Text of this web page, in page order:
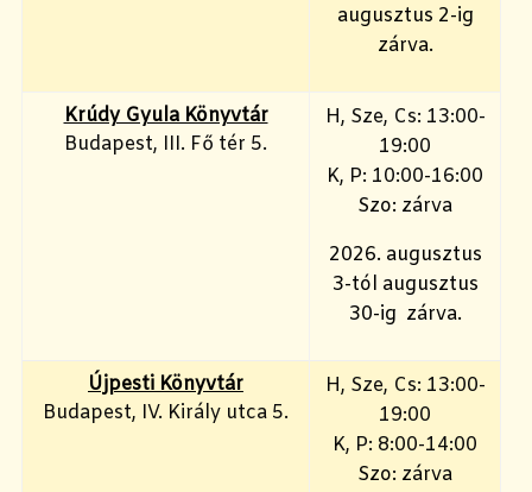
augusztus 2-ig
zárva.
Krúdy Gyula Könyvtár
Budapest, III. Fő tér 5.
H, Sze, Cs: 13:00-
19:00
K, P: 10:00-16:00
Szo: zárva
2026. augusztus
3-tól augusztus
30-ig zárva.
Újpesti Könyvtár
Budapest, IV. Király utca 5.
H, Sze, Cs: 13:00-
19:00
K, P: 8:00-14:00
Szo: zárva